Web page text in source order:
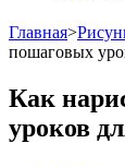
Главная>
пошаговых
Как
уроков